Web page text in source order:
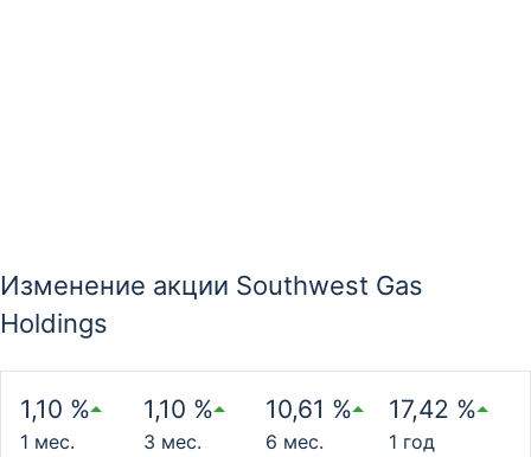
Изменение акции Southwest Gas
Holdings
1,10 %
1 мес.
1,10 %
3 мес.
10,61 %
6 мес.
17,42 %
1 год